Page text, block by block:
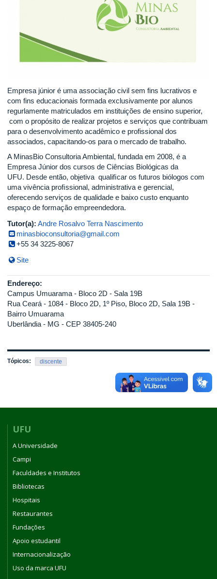
Empresa júnior é uma associação civil sem fins lucrativos e
com fins educacionais formada exclusivamente por alunos
regurlamente matriculados em instituições de ensino superior,
com o propósito de realizar projetos e serviços que contribuam
para o desenvolvimento acadêmico e profissional dos
associados, capacitando-os para o mercado de trabalho.
A MinasBio Consultoria Ambiental, fundada em 2008, é a
Empresa Júnior dos cursos de Ciências Biológicas da
UFU. Desde então, objetiva qualiﬁcar os futuros biólogos com
uma vivência proﬁssional, administrativa e gerencial,
oferecendo serviços de qualidade e baixo custo enquanto
espaço de formação empreendedora.
Tutor(a): Andre Rosalvo Terra Nascimento
minasbioconsultoria@gmail.com
+55 34 3225-8067
Site
Endereço:
Campus Umuarama - Bloco 2D - Sala 19B
Rua Ceará - 1084 - Bloco 2D, 1º Piso, Bloco 2D, Sala 19B -
Bairro Umuarama
Uberlândia - MG - CEP 38405-240
Tópicos: discente
UFU
A Universidade
Campi
Faculdades e Institutos
Bibliotecas
Hospitais
Restaurantes
Fundações
Apoio estudantil
Internacionalização
Uso da marca UFU